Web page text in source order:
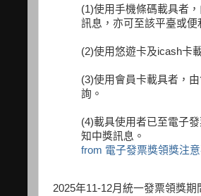
(1)使用手機條碼載具者
訊息，亦可至該平臺或便
(2)使用悠遊卡及icash卡
(3)使用會員卡載具者，
詢。
(4)載具使用者已至電子
知中獎訊息。
from 電子發票獎領獎注
2025年11-12月統一發票領獎